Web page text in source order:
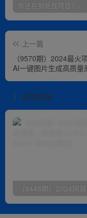
你还在到处找项目？还在当韭菜？我靠卖项目一个月收入5万+，曾经我也是个失败者。
上一篇
（9570期）2024最火
AI一键图片生成高质量
相关推荐